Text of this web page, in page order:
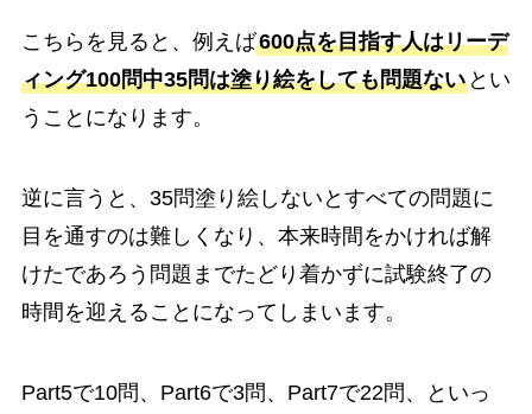
こちらを見ると、例えば600点を目指す人はリーデ
ィング100問中35問は塗り絵をしても問題ないとい
うことになります。
逆に言うと、35問塗り絵しないとすべての問題に
目を通すのは難しくなり、本来時間をかければ解
けたであろう問題までたどり着かずに試験終了の
時間を迎えることになってしまいます。
Part5で10問、Part6で3問、Part7で22問、といっ